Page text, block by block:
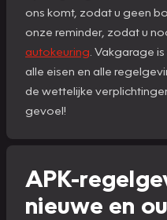
ons komt, zodat u geen
onze reminder, zodat u
autokeuring . Vakgarage
alle eisen en alle
de wettelijke
gevoel!
APK-
nieuwe en